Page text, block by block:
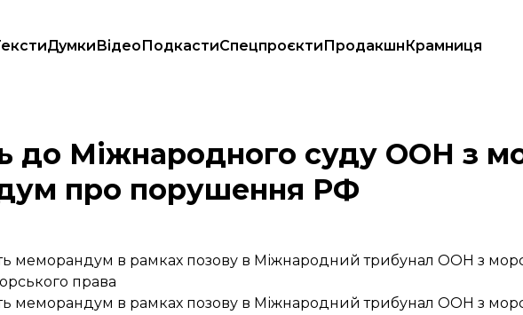
ДумкиВідеоПодкастиСпецпроєктиПродакшнКрамниця
права меморандум про порушення РФ
до Міжнародного суду ООН з
про порушення РФ
меморандум в рамках позову в Міжнародний трибунал ООН з
права
меморандум в рамках позову в Міжнародний трибунал ООН з